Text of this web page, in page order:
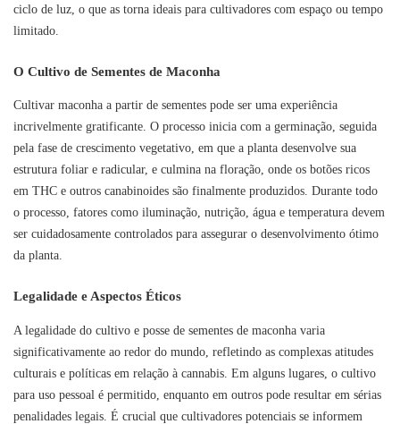
ciclo de luz, o que as torna ideais para cultivadores com espaço ou tempo
limitado.
O Cultivo de Sementes de Maconha
Cultivar maconha a partir de sementes pode ser uma experiência
incrivelmente gratificante. O processo inicia com a germinação, seguida
pela fase de crescimento vegetativo, em que a planta desenvolve sua
estrutura foliar e radicular, e culmina na floração, onde os botões ricos
em THC e outros canabinoides são finalmente produzidos. Durante todo
o processo, fatores como iluminação, nutrição, água e temperatura devem
ser cuidadosamente controlados para assegurar o desenvolvimento ótimo
da planta.
Legalidade e Aspectos Éticos
A legalidade do cultivo e posse de sementes de maconha varia
significativamente ao redor do mundo, refletindo as complexas atitudes
culturais e políticas em relação à cannabis. Em alguns lugares, o cultivo
para uso pessoal é permitido, enquanto em outros pode resultar em sérias
penalidades legais. É crucial que cultivadores potenciais se informem